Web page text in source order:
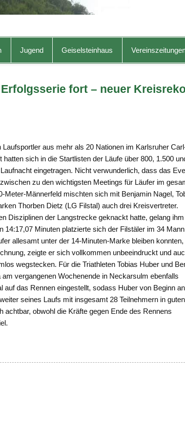
Jugend Geiselsteinhaus
fort – neuer
aus mehr als 20 Nationen im Karlsruher
sich in die Startlisten der Läufe über 800, 1.500
eingetragen. Nicht verwunderlich, dass das
zu den wichtigsten Meetings für Läufer im
Männerfeld mischten sich mit Benjamin Nagel,
Thorben Dietz (LG Filstal) auch drei Kreisvertreter.
Disziplinen der Langstrecke geknackt hatte, gelang
14:17,07 Minuten platzierte sich der Filstäler im 34 Mann
allesamt unter der 14-Minuten-Marke bleiben konnten,
zeigte er sich vollkommen unbeeindruckt und
wegstecken. Für die Triathleten Tobias Huber und
vergangenen Wochenende in Neckarsulm ebenfalls
das Rennen eingestellt, sodass Huber von Beginn
seines Laufs mit insgesamt 28 Teilnehmern in guten
obwohl die Kräfte gegen Ende des Rennens